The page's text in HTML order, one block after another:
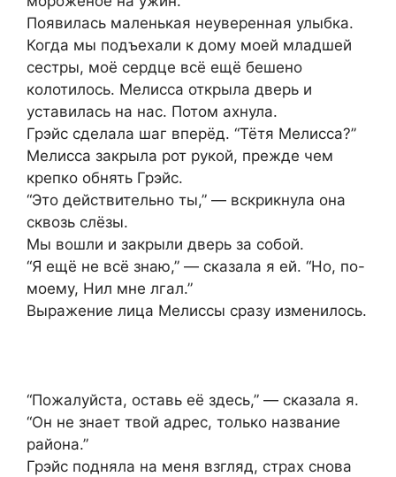
Появилась маленькая неуверенная улыбка.
Когда мы подъехали к дому моей младшей
сестры, моё сердце всё ещё бешено
колотилось. Мелисса открыла дверь и
уставилась на нас. Потом ахнула.
Грэйс сделала шаг вперёд. “Тётя Мелисса?”
Мелисса закрыла рот рукой, прежде чем
крепко обнять Грэйс.
“Это действительно ты,” — вскрикнула она
сквозь слёзы.
Мы вошли и закрыли дверь за собой.
“Я ещё не всё знаю,” — сказала я ей. “Но, по-
моему, Нил мне лгал.”
Выражение лица Мелиссы сразу изменилось.
“Пожалуйста, оставь её здесь,” — сказала я.
“Он не знает твой адрес, только название
района.”
Грэйс подняла на меня взгляд, страх снова